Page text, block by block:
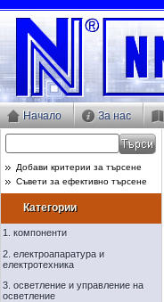
Начало За нас
Добави критерии за търсене
Съвети за ефективно търсене
Категории
1. компоненти
2. електроапаратура и
електротехника
3. осветление и управление на
осветление